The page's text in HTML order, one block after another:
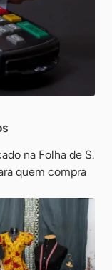
na Folha de S.
quem compra